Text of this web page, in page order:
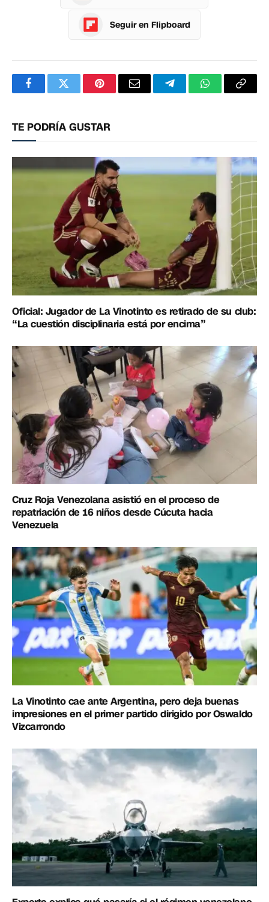
Seguir en Flipboard
FacebookTwitterPinterestCorreoTelegramWhatsApp
TE PODRÍA GUSTAR
Oficial: Jugador de La Vinotinto es retirado de su club:
“La cuestión disciplinaria está por encima”
Cruz Roja Venezolana asistió en el proceso de
repatriación de 16 niños desde Cúcuta hacia
Venezuela
La Vinotinto cae ante Argentina, pero deja buenas
impresiones en el primer partido dirigido por Oswaldo
Vizcarrondo